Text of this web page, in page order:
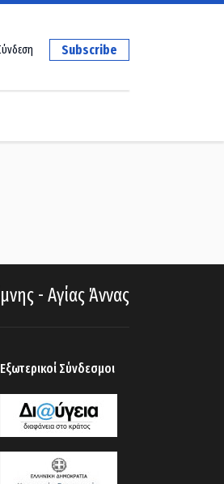
Subscribe
- Αγίας Άννας
Εξωτερικοί Σύνδεσμοι